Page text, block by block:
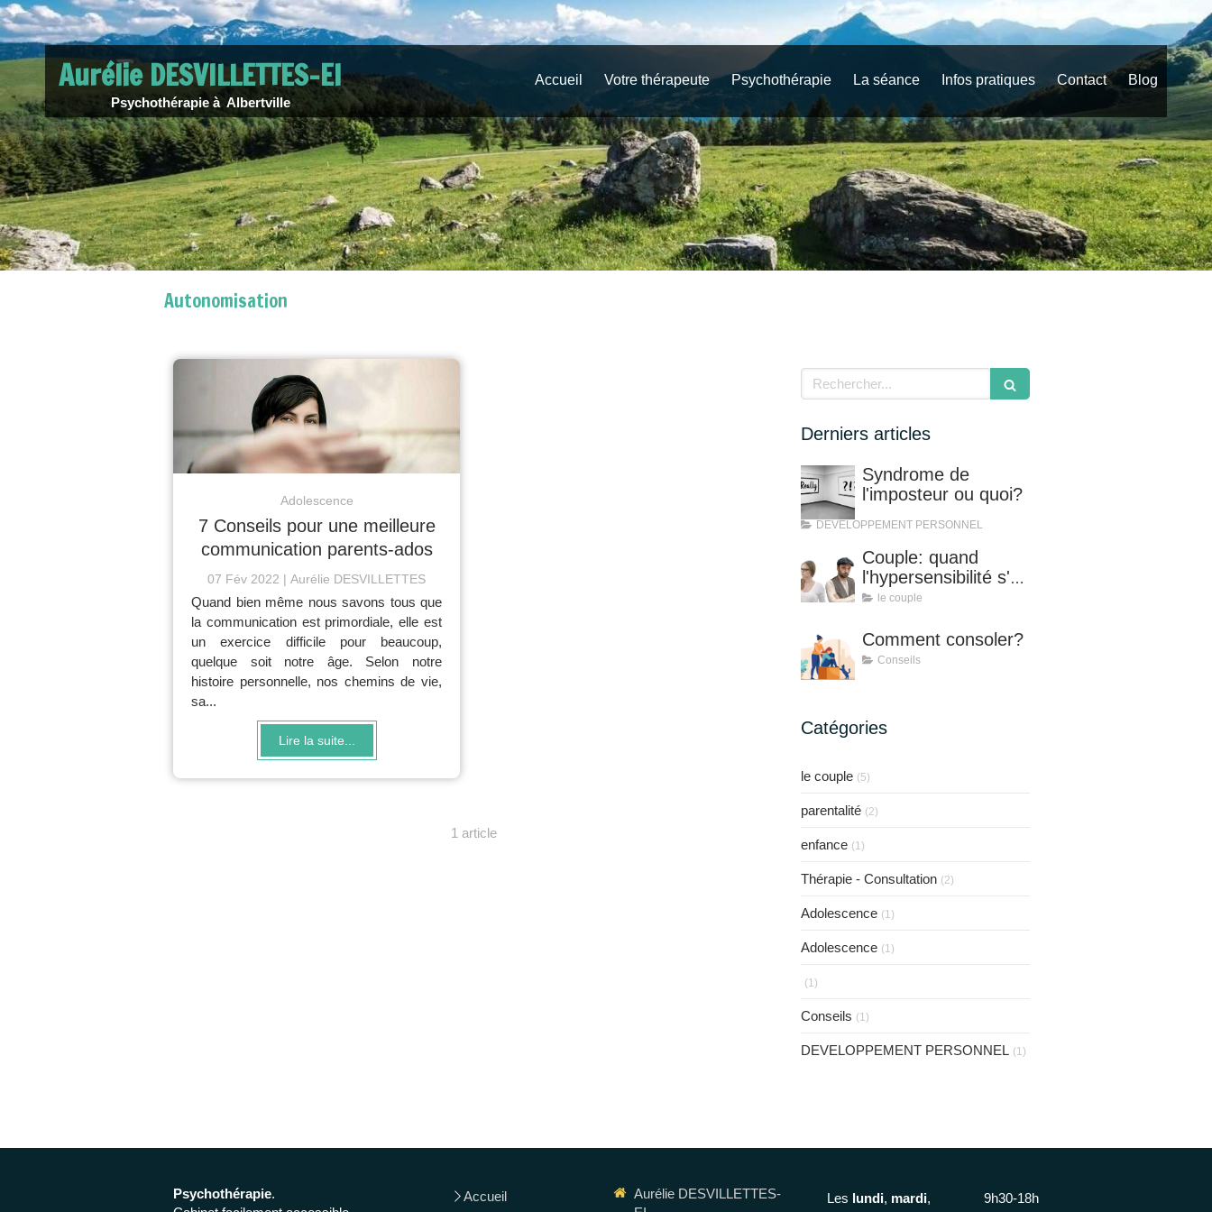
Accueil Votre thérapeute Psychothérapie La séance Infos pratiques Contact Blog
Aurélie DESVILLETTES-EI
Psychothérapie à Albertville
Autonomisation
Adolescence
7 Conseils pour une meilleure
communication parents-ados
07 Fév 2022 Aurélie DESVILLETTES
Quand bien même nous savons tous que
la communication est primordiale, elle est
un exercice difficile pour beaucoup,
quelque soit notre âge. Selon notre
histoire personnelle, nos chemins de vie,
sa...
Lire la suite...
1 article
Rechercher
Derniers articles
Syndrome de
l'imposteur ou quoi?
DEVELOPPEMENT PERSONNEL
Couple: quand
l'hypersensibilité s'en
mêle!
le couple
Comment consoler?
Conseils
Catégories
le couple (5)
parentalité (2)
enfance (1)
Thérapie - Consultation (2)
Adolescence (1)
Adolescence (1)
(1)
Conseils (1)
DEVELOPPEMENT PERSONNEL (1)
Psychothérapie.
Accueil
Aurélie DESVILLETTES-
Les lundi, mardi,
9h30-18h